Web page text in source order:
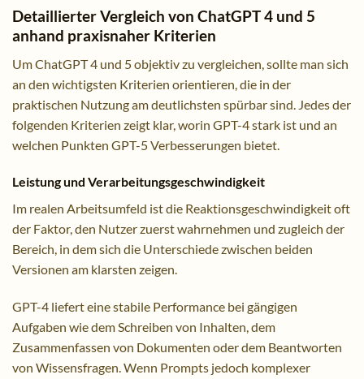
Detaillierter Vergleich von ChatGPT 4 und 5
anhand praxisnaher Kriterien
Um ChatGPT 4 und 5 objektiv zu vergleichen, sollte man sich
an den wichtigsten Kriterien orientieren, die in der
praktischen Nutzung am deutlichsten spürbar sind. Jedes der
folgenden Kriterien zeigt klar, worin GPT-4 stark ist und an
welchen Punkten GPT-5 Verbesserungen bietet.
Leistung und Verarbeitungsgeschwindigkeit
Im realen Arbeitsumfeld ist die Reaktionsgeschwindigkeit oft
der Faktor, den Nutzer zuerst wahrnehmen und zugleich der
Bereich, in dem sich die Unterschiede zwischen beiden
Versionen am klarsten zeigen.
GPT-4 liefert eine stabile Performance bei gängigen
Aufgaben wie dem Schreiben von Inhalten, dem
Zusammenfassen von Dokumenten oder dem Beantworten
von Wissensfragen. Wenn Prompts jedoch komplexer